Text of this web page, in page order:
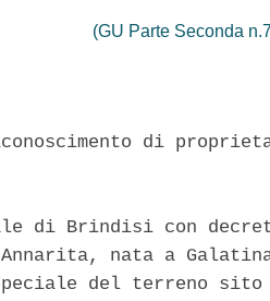
(GU Parte Seconda
di
di Brindisi con
Annarita, nata a
speciale del terreno